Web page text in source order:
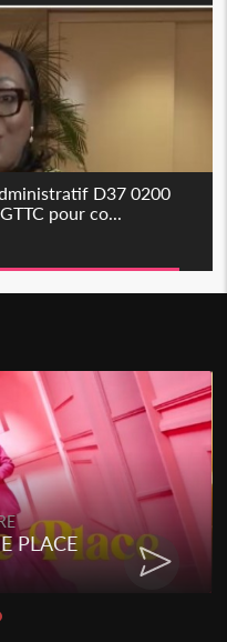
D37 0200
pour co...
PLACE